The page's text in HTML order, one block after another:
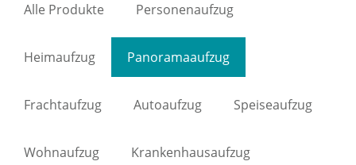
Alle Produkte Personenaufzug
Heimaufzug Panoramaaufzug
Frachtaufzug Autoaufzug Speiseaufzug
Wohnaufzug Krankenhausaufzug